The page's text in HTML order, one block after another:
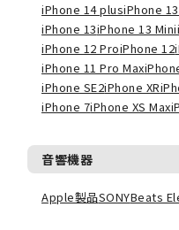
iPhone 14 plusiPhone
iPhone 13iPhone 13 Mini
iPhone 12 ProiPhone 12
iPhone 11 Pro Max
iPhone SE2iPhone XR
iPhone 7iPhone XS Max
音響機器
Apple製品SONYBeats